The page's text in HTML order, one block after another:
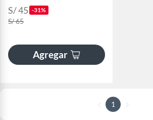
S/ 45 -31%
S/ 65
Agregar
1